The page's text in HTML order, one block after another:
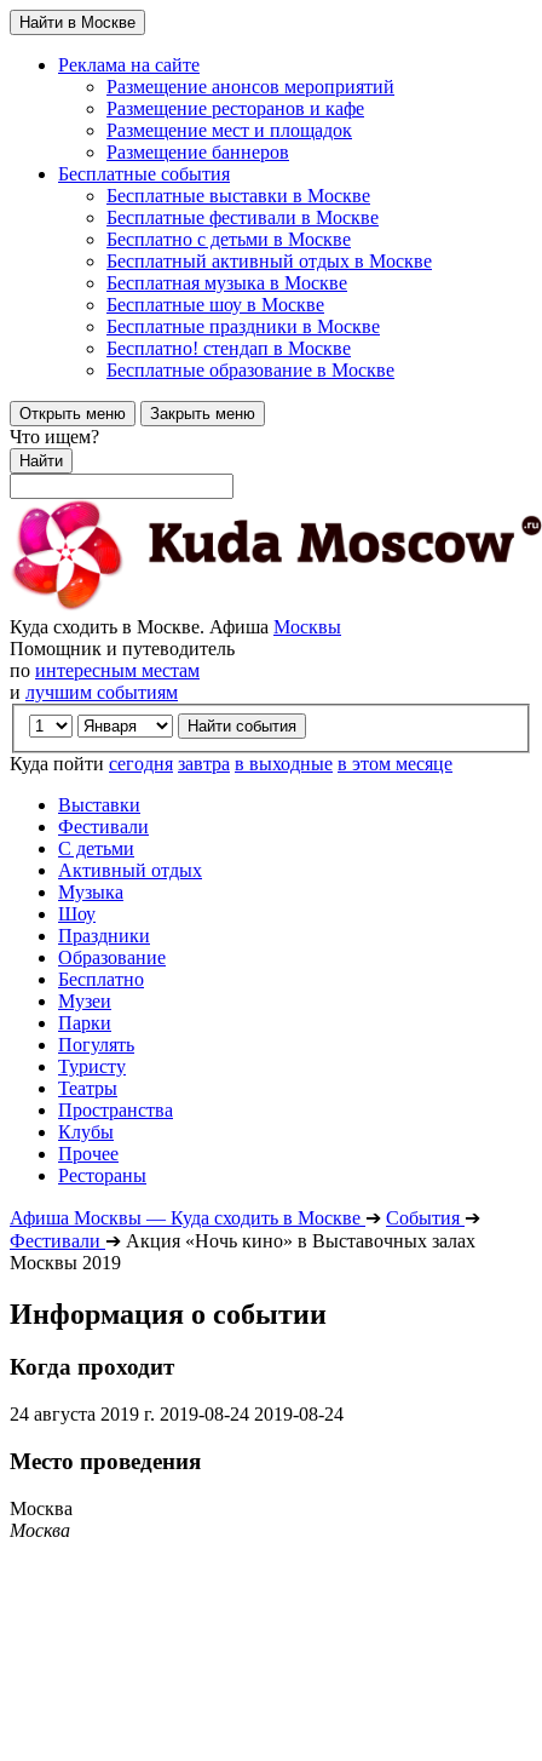
Найти в Москве
Реклама на сайте
Размещение анонсов мероприятий
Размещение ресторанов и кафе
Размещение мест и площадок
Размещение баннеров
Бесплатные события
Бесплатные выставки в Москве
Бесплатные фестивали в Москве
Бесплатно с детьми в Москве
Бесплатный активный отдых в Москве
Бесплатная музыка в Москве
Бесплатные шоу в Москве
Бесплатные праздники в Москве
Бесплатно! стендап в Москве
Бесплатные образование в Москве
Открыть меню Закрыть меню
Что ищем?
Найти
Куда сходить в Москве. Афиша Москвы
Помощник и путеводитель
по интересным местам
и лучшим событиям
Куда пойти сегодня завтра в выходные в этом месяце
Выставки
Фестивали
С детьми
Активный отдых
Музыка
Шоу
Праздники
Образование
Бесплатно
Музеи
Парки
Погулять
Туристу
Театры
Пространства
Клубы
Прочее
Рестораны
Афиша Москвы — Куда сходить в Москве ➔ События ➔
Фестивали ➔ Акция «Ночь кино» в Выставочных залах
Москвы 2019
Информация о событии
Когда проходит
24 августа 2019 г. 2019-08-24 2019-08-24
Место проведения
Москва
Москва